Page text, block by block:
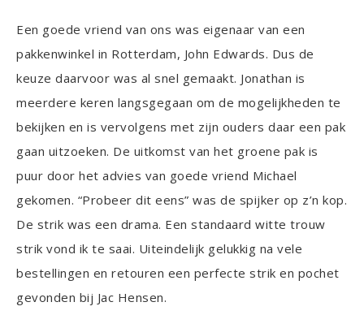
Een goede vriend van ons was eigenaar van een
pakkenwinkel in Rotterdam, John Edwards. Dus de
keuze daarvoor was al snel gemaakt. Jonathan is
meerdere keren langsgegaan om de mogelijkheden te
bekijken en is vervolgens met zijn ouders daar een pak
gaan uitzoeken. De uitkomst van het groene pak is
puur door het advies van goede vriend Michael
gekomen. “Probeer dit eens” was de spijker op z’n kop.
De strik was een drama. Een standaard witte trouw
strik vond ik te saai. Uiteindelijk gelukkig na vele
bestellingen en retouren een perfecte strik en pochet
gevonden bij Jac Hensen.